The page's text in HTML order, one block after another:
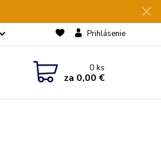
Prihlásenie
0ks
za 0,00 €